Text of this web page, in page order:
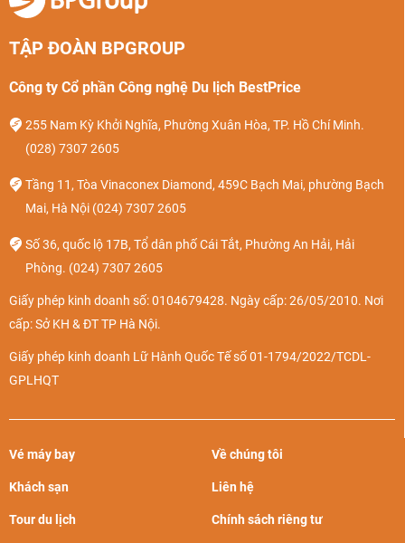
TẬP ĐOÀN BPGROUP
Công ty Cổ phần Công nghệ Du lịch BestPrice
255 Nam Kỳ Khởi Nghĩa, Phường Xuân Hòa, TP. Hồ Chí Minh.
(028) 7307 2605
Tầng 11, Tòa Vinaconex Diamond, 459C Bạch Mai, phường Bạch
Mai, Hà Nội (024) 7307 2605
Số 36, quốc lộ 17B, Tổ dân phố Cái Tắt, Phường An Hải, Hải
Phòng. (024) 7307 2605
Giấy phép kinh doanh số: 0104679428. Ngày cấp: 26/05/2010. Nơi
cấp: Sở KH & ĐT TP Hà Nội.
Giấy phép kinh doanh Lữ Hành Quốc Tế số 01-1794/2022/TCDL-
GPLHQT
Vé máy bay
Khách sạn
Tour du lịch
Về chúng tôi
Liên hệ
Chính sách riêng tư